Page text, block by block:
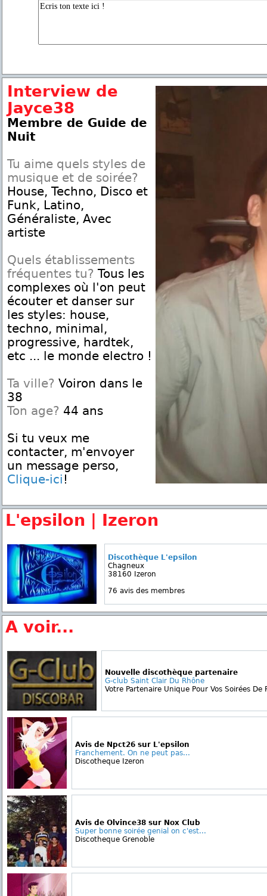
Interview de
Jayce38
Membre de Guide de
Nuit
Tu aime quels styles de
musique et de soirée?
House, Techno, Disco et
Funk, Latino,
Généraliste, Avec
artiste
Quels établissements
fréquentes tu? Tous les
complexes où l'on peut
écouter et danser sur
les styles: house,
techno, minimal,
progressive, hardtek,
etc ... le monde electro !
Ta ville? Voiron dans le
38
Ton age? 44 ans
Si tu veux me
contacter, m'envoyer
un message perso,
Clique-ici !
L'epsilon | Izeron
Discothèque L'epsilon
Chagneux
38160 Izeron
76 avis des membres
A voir...
Nouvelle discothèque partenaire
G-club Saint Clair Du Rhône
Votre Partenaire Unique Pour Vos Soirées De
Avis de Npct26 sur L'epsilon
Franchement. On ne peut pas...
Discotheque Izeron
Avis de Olvince38 sur Nox Club
Super bonne soirée genial on c'est...
Discotheque Grenoble